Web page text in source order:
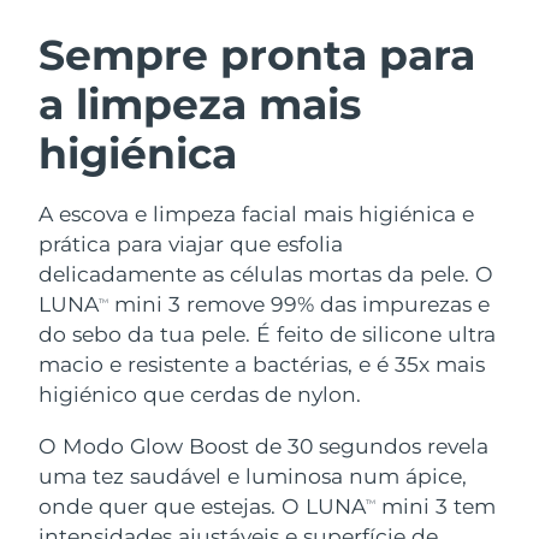
Sempre pronta para
a limpeza mais
higiénica
A escova e limpeza facial mais higiénica e
prática para viajar que esfolia
delicadamente as células mortas da pele. O
LUNATM
mini 3 remove 99% das impurezas e
do sebo da tua pele. É feito de silicone ultra
macio e resistente a bactérias, e é 35x mais
higiénico que cerdas de nylon.
O Modo Glow Boost de 30 segundos revela
uma tez saudável e luminosa num ápice,
onde quer que estejas. O LUNATM
mini 3 tem
Limpeza facial
Anti-aging massage
LUNA™ 4 Plus
Massage, LED heating
For men, anti-aging massage
Microcurrent toning
BEAR™ 2 go
Microcurrent toning on-the-go
Microcurrent line smoothing device
Hidratação
UFO™ 3 kit
Deep facial hydration
UFO™ 3 LED
Near-infrared and red light therapy
device
Cuidado oral
issa™ 4
Hybrid silicone sonic toothbrush
issa™ 4 plus
Smart hybrid silicone sonic toothbrush
TRATAMENTO ANTIENVELHECIMENTO
FAQ™
Antienvelhecimento Tratamentos LED
NEW
Áustria Entrega prevista
Barein Entrega prevista
Bélgica
Bermudas Entrega prevista8/15/26
Bósnia e
Herzegovina
Entrega prevista8/12/26
Brunei Entrega prevista 8/14/26
Bulgária Entrega prevista
Canadá Entrega prevista8/13/26
Chile Entrega prevista8/13/26